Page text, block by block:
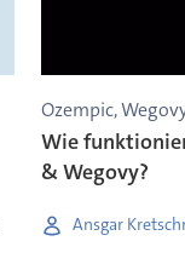
Ozempic,
Wie
& Wegovy?
Ansgar